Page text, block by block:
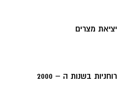
יציאת מצרים
רוחניות בשנות ה – 2000